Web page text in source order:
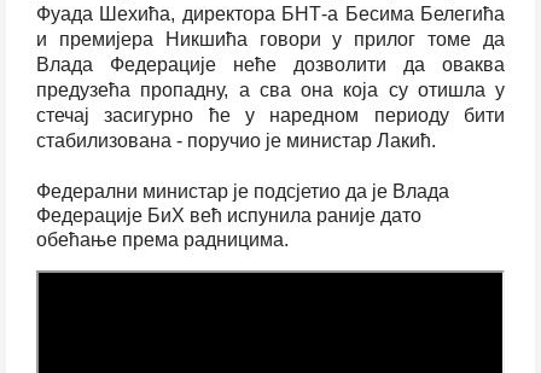
Фуада Шехића, директора БНТ-а Бесима Белегића
и премијера Никшића говори у прилог томе да
Влада Федерације неће дозволити да оваква
предузећа пропадну, а сва она која су отишла у
стечај засигурно ће у наредном периоду бити
стабилизована - поручио је министар Лакић.
Федерални министар је подсјетио да је Влада
Федерације БиХ већ испунила раније дато
обећање према радницима.